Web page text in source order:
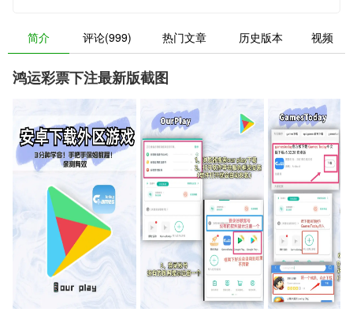
简介 评论(999) 热门文章 历史版本 视频
鸿运彩票下注最新版截图